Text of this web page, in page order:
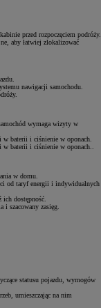
przed rozpoczęciem podróży.
aby łatwiej zlokalizować
nawigacji samochodu.
wymaga wizyty w
w baterii i ciśnienie w oponach.
w baterii i ciśnienie w oponach..
w domu.
od taryf energii i indywidualnych
ich dostępność.
i szacowany zasięg.
statusu pojazdu, wymogów
umieszczając na nim